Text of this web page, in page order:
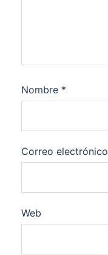
Nombre *
Correo electrónico
Web